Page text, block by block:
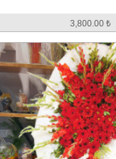
3,800.00 ₺